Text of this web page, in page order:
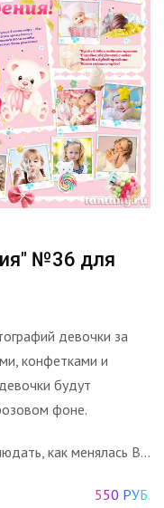
№36 для
девочки за
конфетками и
будут
фоне.
как менялась В...
550 РУБ.